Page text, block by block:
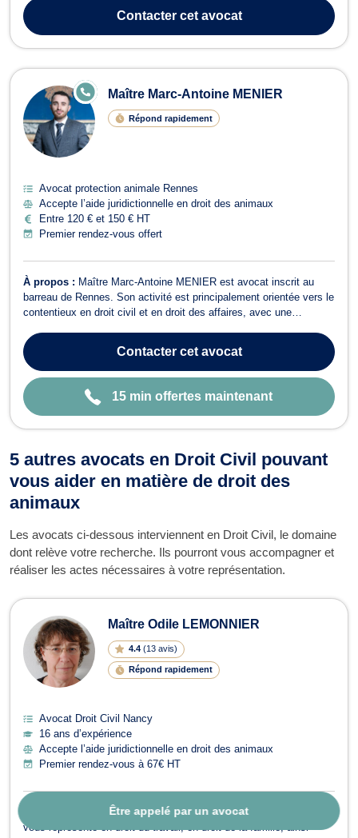
Être appelé par un avocat
judiciaire. Elle intervient pour les salariés et leurs représentants sur
tous ...
Contactercet avocat
Maître Marc-Antoine MENIER
Répond rapidement
E
N
G
N
E
Avocat protection animale Rennes
Accepte l’aide juridictionnelle en droit des animaux
Entre 120 € et 150 € HT
Premier rendez-vous offert
À propos : Maître Marc-Antoine MENIER est avocat inscrit au
barreau de Rennes. Son activité est principalement orientée vers le
contentieux en droit civil et en droit des affaires, avec une
contractuelle. Il intervient en droit civil et notamment pour les
litiges relatifs à...
Contactercet avocat
15 min offertes maintenant
5 autres avocats en Droit Civil pouvant
vous aider en matière de droit des
animaux
Les avocats ci-dessous interviennent en Droit Civil, le domaine
dont relève votre recherche. Ils pourront vous accompagner et
réaliser les actes nécessaires à votre représentation.
Maître Odile LEMONNIER
4.4 (13 avis)
Répond rapidement
Avocat Droit Civil Nancy
16 ans d’expérience
Accepte l’aide juridictionnelle en droit des animaux
Premier rendez-vous à 67€ HT
Maître Odile LEMONNIER est avocate à Nancy et
vous représente en droit du travail, en droit de la famille, ainsi